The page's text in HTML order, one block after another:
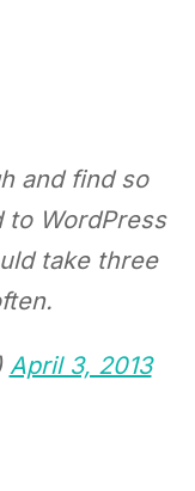
and find so
to WordPress
take three
April 3, 2013